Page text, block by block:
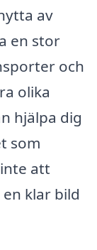
av
en stor
och
olika
hjälpa dig
som
att
klar bild